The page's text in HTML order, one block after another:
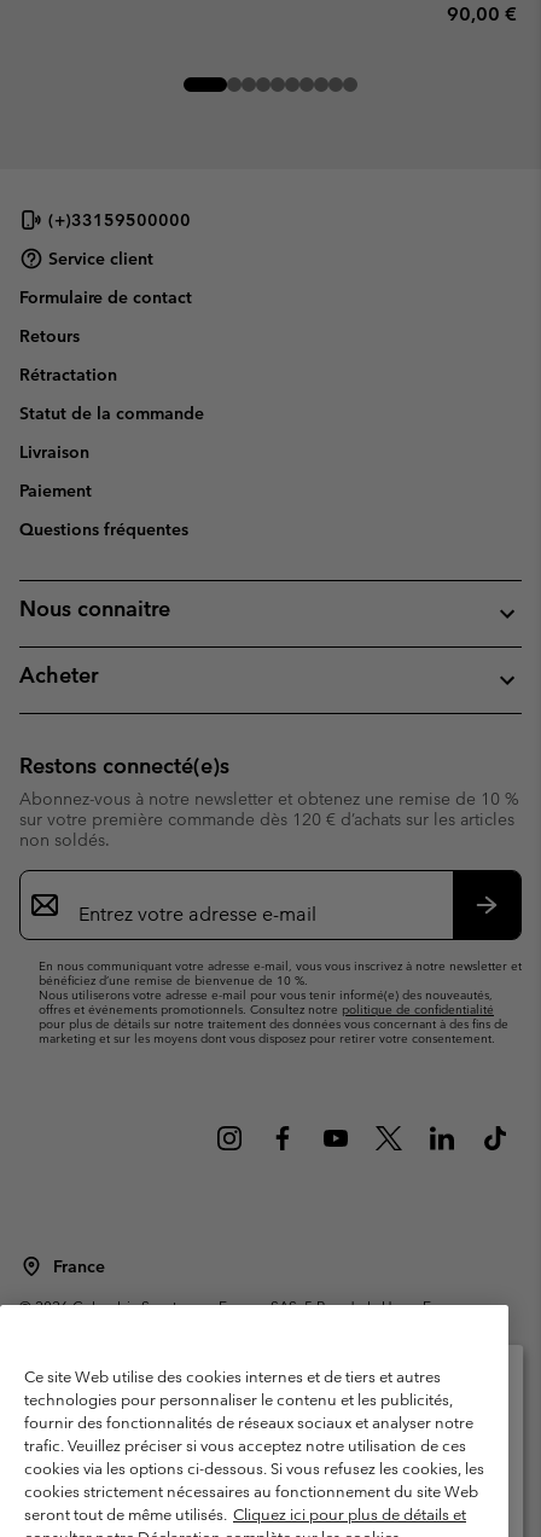
Regular
90,00 €
(+)33159500000
Service client
Formulaire de contact
Retours
Rétractation
Statut de la commande
Livraison
Paiement
Questions fréquentes
Nous connaitre
Acheter
Restons connecté(e)s
Abonnez-vous à notre newsletter et obtenez une remise de 10 %
sur votre première commande dès 120 € d’achats sur les articles
non soldés.
Inscription
par
e-
En nous communiquant votre adresse e-mail, vous vous inscrivez à notre newsletter et
bénéficiez d’une remise de bienvenue de 10 %.
Nous utiliserons votre adresse e-mail pour vous tenir informé(e) des nouveautés,
offres et événements promotionnels. Consultez notre politique de confidentialité
pour plus de détails sur notre traitement des données vous concernant à des fins de
marketing et sur les moyens dont vous disposez pour retirer votre consentement.
France
©2026Columbia Sportswear Europe SAS. 5 Rue de la Haye, Espace
Garanties Légales
Politique de confidentialité
Conditions d'utilisation - Membres
Conditions D'utilisation - Contenu généré par l'utilisateur
Impressum
Cookies
Public CBCR
Ce site Web utilise des cookies internes et de tiers et autres
technologies pour personnaliser le contenu et les publicités,
fournir des fonctionnalités de réseaux sociaux et analyser notre
trafic. Veuillez préciser si vous acceptez notre utilisation de ces
cookies via les options ci-dessous. Si vous refusez les cookies, les
cookies strictement nécessaires au fonctionnement du site Web
seront tout de même utilisés. Cliquez ici pour plus de détails et
Veuillez sélectionner votre pays d’expédition et
votre langue
Achats en ligne disponibles